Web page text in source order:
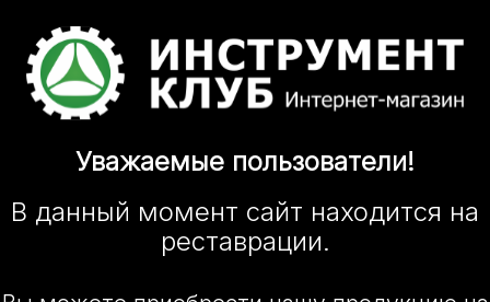
Уважаемые пользователи!
В данный момент сайт находится на
реставрации.